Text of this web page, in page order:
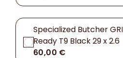
Specialized Butcher
Ready T9 Black 29 x 2.6
60,00 €